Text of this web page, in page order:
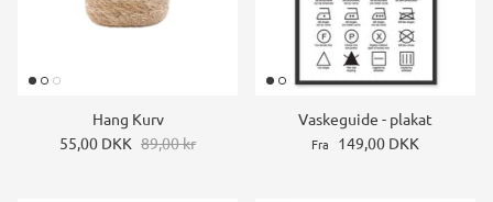
Hang Kurv
55,00 DKK 89,00 kr
Vaskeguide - plakat
Fra 149,00 DKK